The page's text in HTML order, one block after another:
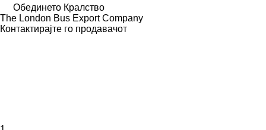
Обединето Кралство
The London Bus Export Company
Контактирајте го продавачот